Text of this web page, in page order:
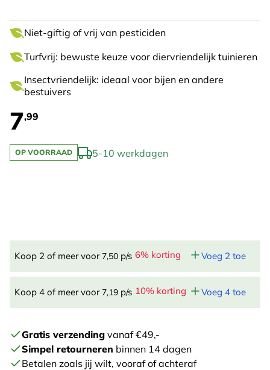
Niet-giftig of vrij van pesticiden
Turfvrij: bewuste keuze voor diervriendelijk tuinieren
Insectvriendelijk: ideaal voor bijen en andere
bestuivers
7,99
OP VOORRAAD 5-10 werkdagen
Koop 2 of meer voor 7,50 p/s 6% korting Voeg 2 toe
Koop 4 of meer voor 7,19 p/s 10% korting Voeg 4 toe
Gratis verzending vanaf €49,-
Simpel retourneren binnen 14 dagen
Betalen zoals jij wilt, vooraf of achteraf